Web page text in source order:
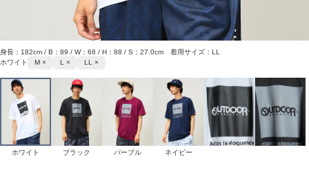
身長：182cm / B：89 / W：68 / H：88 / S：27.0cm 着用サイズ：LL
ホワイト
M × L × LL ×
ホワイト ブラック パープル ネイビー